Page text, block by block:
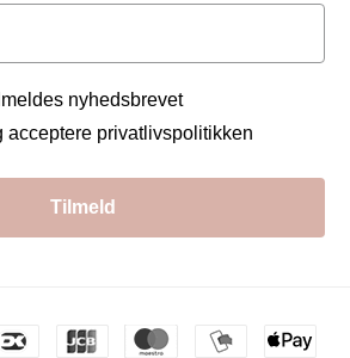
nyhedsbrevet
privatlivspolitikken
Tilmeld